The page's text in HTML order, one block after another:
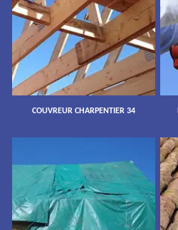
COUVREUR CHARPENTIER 34